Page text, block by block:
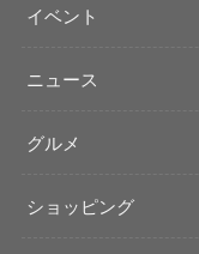
イベント
ニュース
グルメ
ショッピング